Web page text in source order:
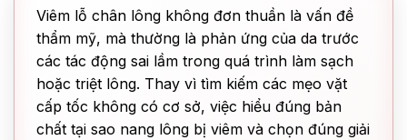
Viêm lỗ chân lông không đơn thuần là vấn đề
thẩm mỹ, mà thường là phản ứng của da trước
các tác động sai lầm trong quá trình làm sạch
hoặc triệt lông. Thay vì tìm kiếm các mẹo vặt
cấp tốc không có cơ sở, việc hiểu đúng bản
chất tại sao nang lông bị viêm và chọn đúng giải